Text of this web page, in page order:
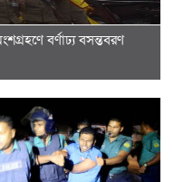
বর্ণাঢ্য বসন্তবরণ